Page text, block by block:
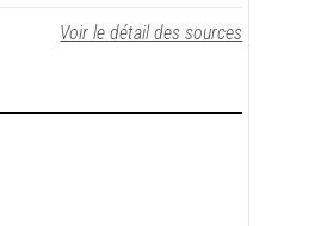
Voir le détail des sources